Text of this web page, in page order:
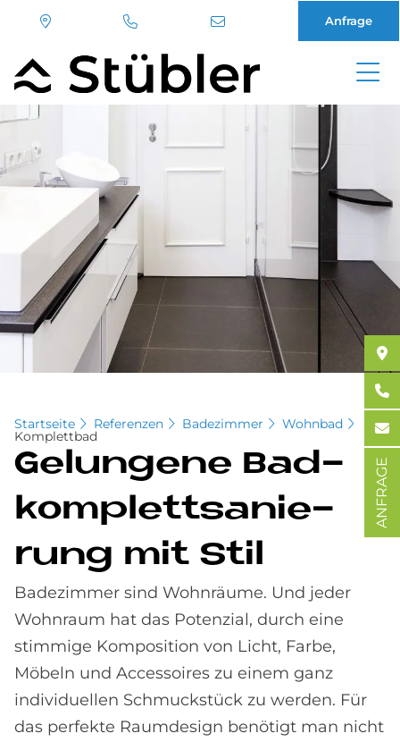
Direkt
zum
Anfrage
Startseite Referenzen Badezimmer Wohnbad
Komplettbad
Ge­lun­ge­ne Bad­
kom­plett­sa­nie­
rung mit Stil
Badezimmer sind Wohnräume. Und jeder
Wohnraum hat das Potenzial, durch eine
stimmige Komposition von Licht, Farbe,
Möbeln und Accessoires zu einem ganz
individuellen Schmuckstück zu werden. Für
das perfekte Raumdesign benötigt man nicht
ANFRAGE